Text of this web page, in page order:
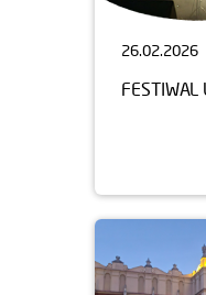
26.02.2026